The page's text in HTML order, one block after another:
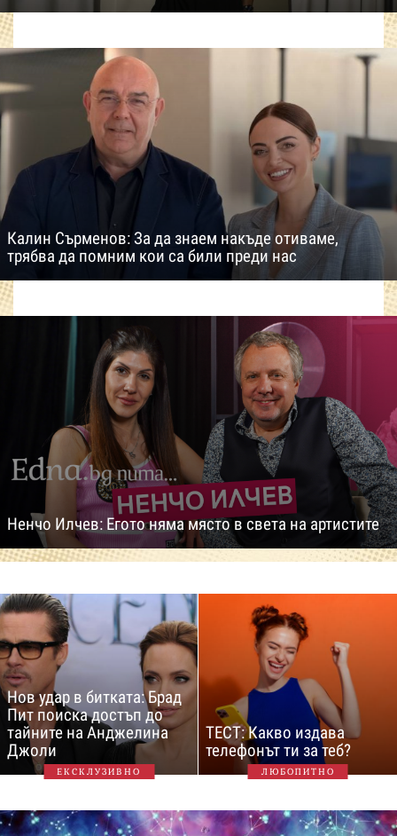
Калин Сърменов: За да знаем накъде отиваме,
трябва да помним кои са били преди нас
Ненчо Илчев: Егото няма място в света на артистите
Нов удар в битката: Брад
Пит поиска достъп до
тайните на Анджелина
Джоли
ЕКСКЛУЗИВНО
ТЕСТ: Какво издава
телефонът ти за теб?
ЛЮБОПИТНО